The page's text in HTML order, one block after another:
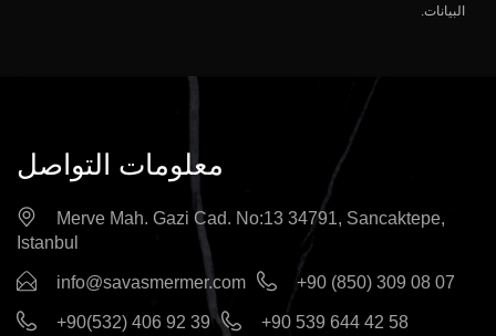
البيانات.
معلومات التواصل
Merve Mah. Gazi Cad. No:13 34791, Sancaktepe,
Istanbul
info@savasmermer.com +90 (850) 309 08 07
+90(532) 406 92 39 +90 539 644 42 58